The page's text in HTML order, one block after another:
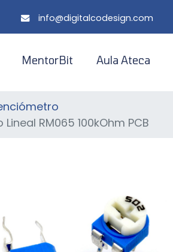
info@digitalcodesign.com
MentorBit Aula Ateca
RM065 100kOhm PCB